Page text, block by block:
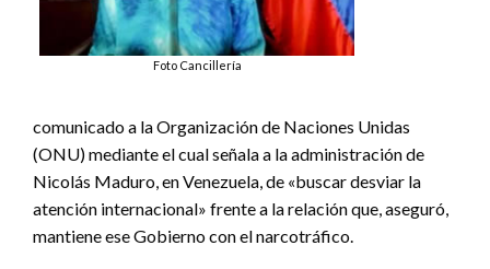
Foto Cancillería
comunicado a la Organización de Naciones Unidas
(ONU) mediante el cual señala a la administración de
Nicolás Maduro, en Venezuela, de «buscar desviar la
atención internacional» frente a la relación que, aseguró,
mantiene ese Gobierno con el narcotráfico.